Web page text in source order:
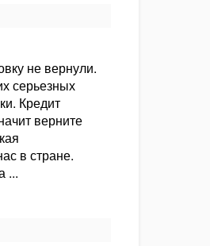
не вернули.
серьезных
Кредит
верните
в стране.
...